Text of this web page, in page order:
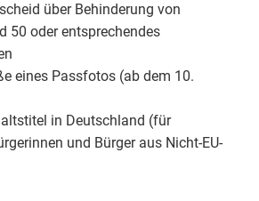
über Behinderung von
50 oder entsprechendes
eines Passfotos (ab dem 10.
in Deutschland (für
und Bürger aus Nicht-EU-